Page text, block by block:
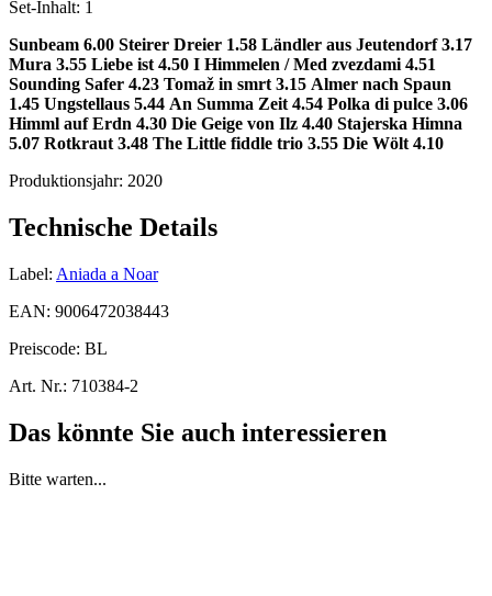
Set-Inhalt: 1
Sunbeam 6.00 Steirer Dreier 1.58 Ländler aus Jeutendorf 3.17
Mura 3.55 Liebe ist 4.50 I Himmelen / Med zvezdami 4.51
Sounding Safer 4.23 Tomaž in smrt 3.15 Almer nach Spaun
1.45 Ungstellaus 5.44 An Summa Zeit 4.54 Polka di pulce 3.06
Himml auf Erdn 4.30 Die Geige von Ilz 4.40 Stajerska Himna
5.07 Rotkraut 3.48 The Little fiddle trio 3.55 Die Wölt 4.10
Produktionsjahr: 2020
Technische Details
Label: Aniada a Noar
EAN: 9006472038443
Preiscode: BL
Art. Nr.: 710384-2
Das könnte Sie auch interessieren
Bitte warten...